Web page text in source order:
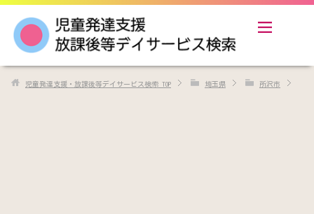
児童発達支援・放課後等デイサービス検索 TOP 埼玉県 所沢市